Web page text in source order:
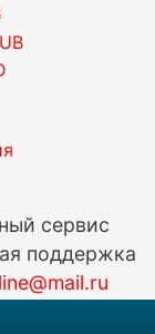
сервис
поддержка